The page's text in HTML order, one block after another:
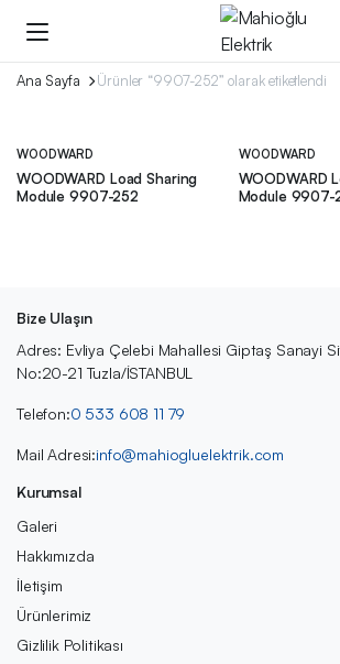
Ana Sayfa Ürünler “9907-252” olarak etiketlendi
WOODWARD
WOODWARD Load Sharing
Module 9907-252
WOODWARD
WOODWARD
Module 9907-
Bize Ulaşın
Adres: Evliya Çelebi Mahallesi Giptaş Sanayi
No:20-21 Tuzla/İSTANBUL
Telefon:0 533 608 11 79
Mail Adresi:info@mahiogluelektrik.com
Kurumsal
Galeri
Hakkımızda
İletişim
Ürünlerimiz
Gizlilik Politikası